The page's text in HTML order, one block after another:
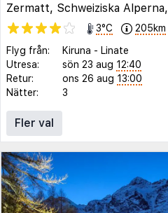
Zermatt, Schweiziska Alperna,
3°C
205km
Flyg från:
Kiruna - Linate
Utresa:
sön 23 aug 12:40
Retur:
ons 26 aug 13:00
Nätter:
3
Fler val